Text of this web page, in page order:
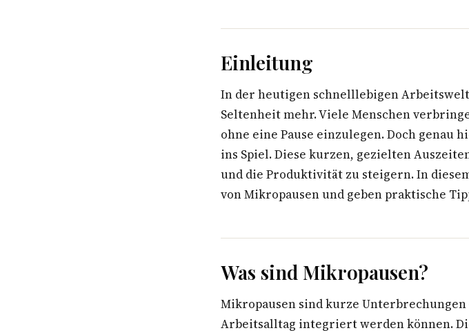
Einleitung
In der heutigen schnelllebigen
Seltenheit mehr. Viele Menschen
ohne eine Pause einzulegen. Doch genau
ins Spiel. Diese kurzen, gezielten
und die Produktivität zu steigern. In
von Mikropausen und geben praktische
Was sind Mikropausen?
Mikropausen sind kurze Unterbrechungen
Arbeitsalltag integriert werden können.